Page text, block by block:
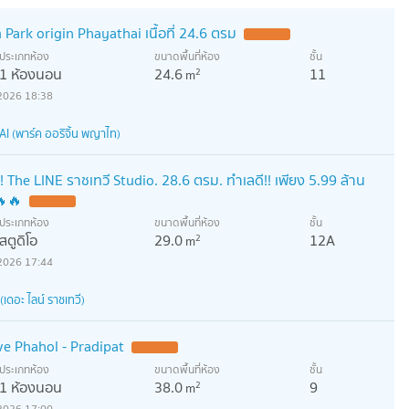
origin Phayathai เนื้อที่ 24.6 ตรม
ประเภทห้อง
1 ห้องนอน
ขนาดพื้นที่ห้อง
24.6m2
ชั้น
11
18:38
(พาร์ค ออริจิ้น พญาไท)
LINE ราชเทวี Studio. 28.6 ตรม. ทำเลดี!! เพียง 5.99 ล้าน
ประเภทห้อง
สตูดิโอ
ขนาดพื้นที่ห้อง
29.0m2
ชั้น
12A
17:44
อะ ไลน์ ราชเทวี)
Phahol - Pradipat
ประเภทห้อง
1 ห้องนอน
ขนาดพื้นที่ห้อง
38.0m2
ชั้น
9